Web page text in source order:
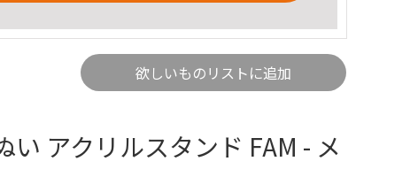
欲しいものリストに追加
アクリルスタンド FAM - メ